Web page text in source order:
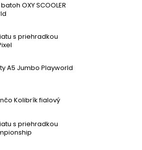
OXY SCOOLER
s priehradkou
A5 Jumbo Playworld
Kolibrík fialový
s priehradkou